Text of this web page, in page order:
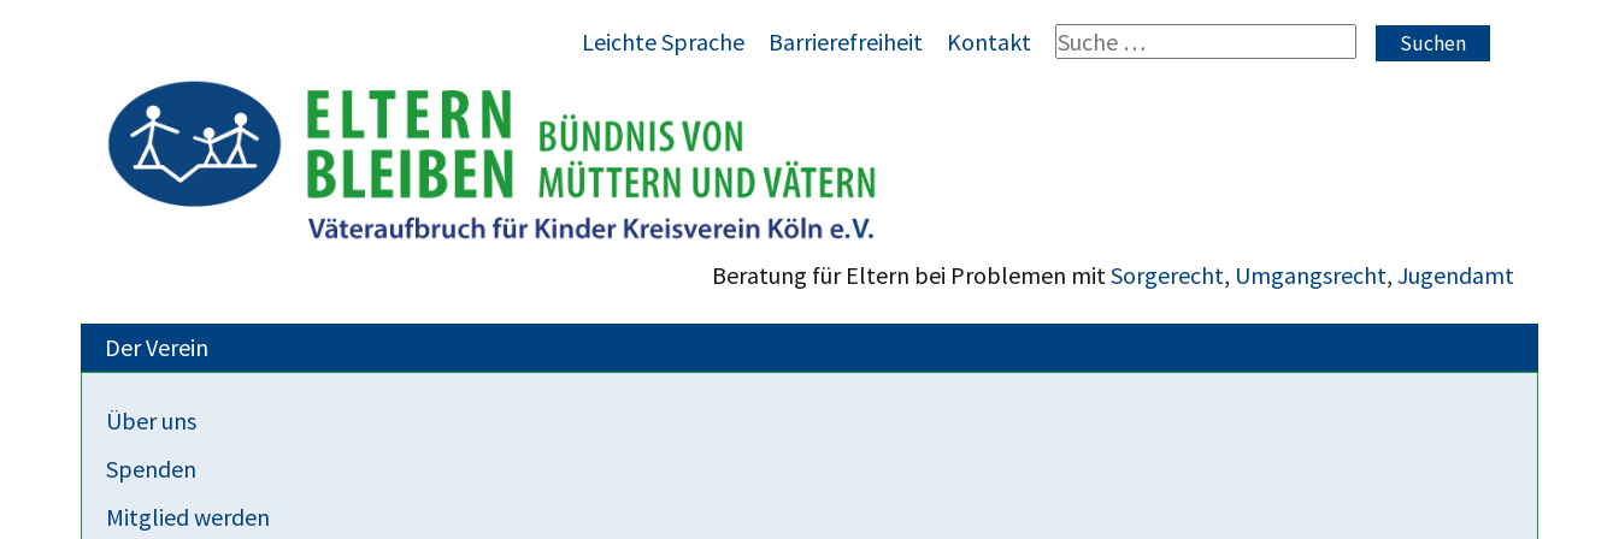
Leichte Sprache Barrierefreiheit Kontakt Suchen
Beratung für Eltern bei Problemen mitSorgerecht, Umgangsrecht, Jugendamt
Der Verein
Über uns
Spenden
Mitglied werden
Abstammungsrecht
Väteraufbruch: Stellungnahme zum Verfassungsbeschwerdeverfahren 1 BvR